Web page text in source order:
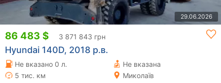
29.06.2026
86 483 $ 3 871 843 грн
Hyundai 140D, 2018 р.в.
Не вказано 0 л.
Не вказана
5 тис. км
Миколаїв